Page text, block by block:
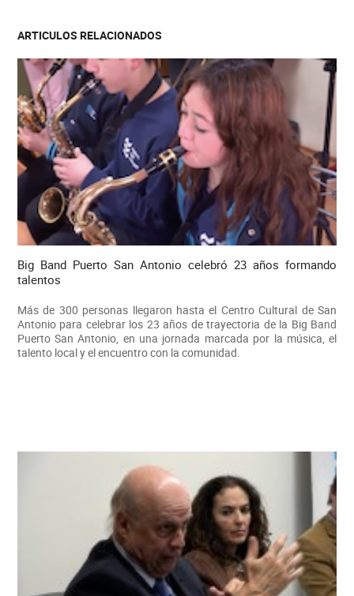
ARTICULOS RELACIONADOS
Big Band Puerto San Antonio celebró 23 años formando
talentos
Más de 300 personas llegaron hasta el Centro Cultural de San
Antonio para celebrar los 23 años de trayectoria de la Big Band
Puerto San Antonio, en una jornada marcada por la música, el
talento local y el encuentro con la comunidad.